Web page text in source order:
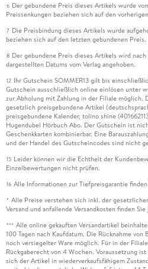
Himmel austauschen . . . 244
Spiegeln und weich ausblenden . . .
Zoomeffekt . . . 252
Speed-Effekt . . . 254
Montage aus zwei Belichtungen .
Einsetzen und Form anpassen . . .
Ein Logo auf ein Shirt montieren . .
Text perspektivisch einfügen . . .
8. Helligkeit und Kontrast . . . 272
6 Der gebundene Preis dieses Artikels wurde
Preissenkungen beziehen sich auf den
7 Die Preisbindung dieses Artikels wurde
beziehen sich auf den letzten gebundenen Preis.
8 Der gebundene Preis dieses Artikels wird
dargestellten Datums vom Verlag angehoben.
12 Ihr Gutschein SOMMER13 gilt bis
Gutschein ausschließlich online einlösen unter
zur Abholung mit Zahlung in der Filiale
gesetzlich preisgebundene Artikel
preisgebundene Kalender, tolino shine
Hugendubel Hörbuch Abo. Der Gutschein ist
Geschenkkarten kombinierbar. Eine
und der Handel des Gutscheincodes sind nicht
15 Leider können wir die Echtheit der
Einzelbewertungen nicht prüfen.
16 Alle Informationen zur Tiefpreisgarantie
* Alle Preise verstehen sich inkl. der
Versand und anfallende Versandkosten finden Sie
*** Alle online gekauften Versandartikel
100 Tagen nach Kaufdatum. Die Rücknahme
noch versiegelter Ware möglich. Für in der
Rückgaberecht von 4 Wochen. Voraussetzung
sich der Artikel in wiederverkaufsfähigem